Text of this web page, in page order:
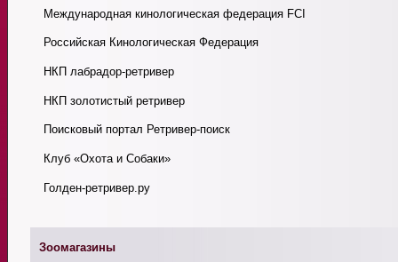
Международная кинологическая федерация FCI
Российская Кинологическая Федерация
НКП лабрадор-ретривер
НКП золотистый ретривер
Поисковый портал Ретривер-поиск
Клуб «Охота и Собаки»
Голден-ретривер.ру
Зоомагазины